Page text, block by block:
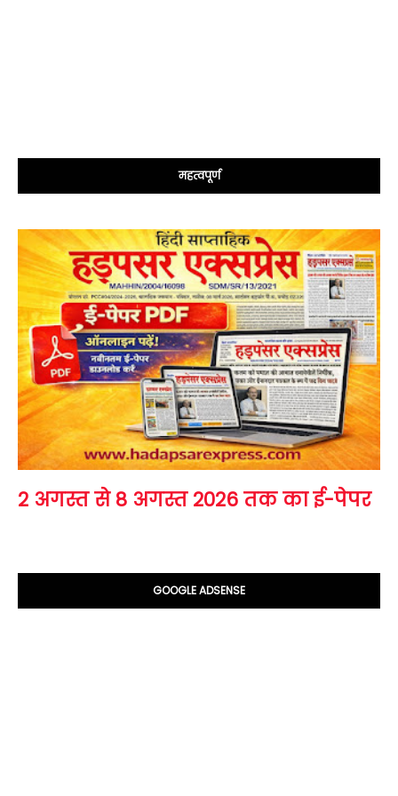
महत्वपूर्ण
2 अगस्त से 8 अगस्त 2026 तक का ई-पेपर
GOOGLE ADSENSE